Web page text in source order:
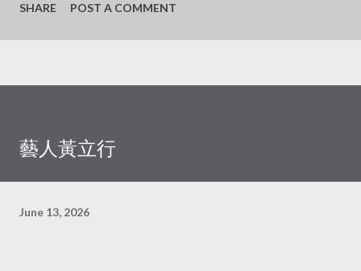
年憑藉《黑的意念》專輯，擊敗周杰倫、王力宏等強敵，奪得金
曲歌王寶座。 影視作品：曾主演電影《杜拉拉升職記》並演唱主
人生活淡出螢幕：近年已逐漸淡出幕前與娛樂圈，生活重心移往
夫老妻式」生活。 低調現身：2026 年初曾被民眾捕捉到低調現
SHARE POST A COMMENT
藝人黃立行
June 13, 2026